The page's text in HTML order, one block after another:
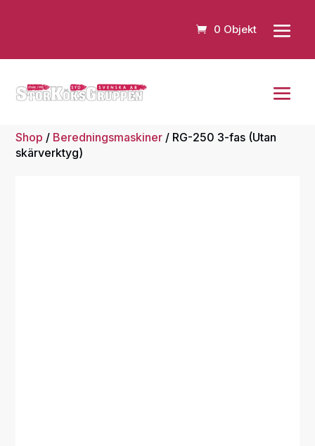
0 Objekt
Shop / Beredningsmaskiner / RG-250 3-fas (Utan
skärverktyg)